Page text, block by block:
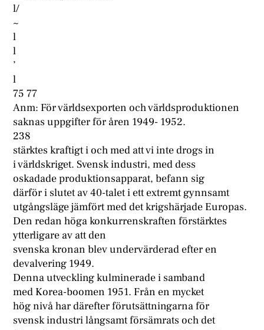
l/
~
l
l
’
l
75 77
Anm: För världsexporten och världsproduktionen
saknas uppgifter för åren 1949- 1952.
238
stärktes kraftigt i och med att vi inte drogs in
i världskriget. Svensk industri, med dess
oskadade produktionsapparat, befann sig
därför i slutet av 40-talet i ett extremt gynnsamt
utgångsläge jämfört med det krigshärjade Europas.
Den redan höga konkurrenskraften förstärktes
ytterligare av att den
svenska kronan blev undervärderad efter en
devalvering 1949.
Denna utveckling kulminerade i samband
med Korea-boomen 1951. Från en mycket
hög nivå har därefter förutsättningarna för
svensk industri långsamt försämrats och det